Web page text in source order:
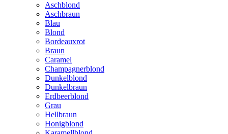
Aschblond
Aschbraun
Blau
Blond
Bordeauxrot
Braun
Caramel
Champagnerblond
Dunkelblond
Dunkelbraun
Erdbeerblond
Grau
Hellbraun
Honigblond